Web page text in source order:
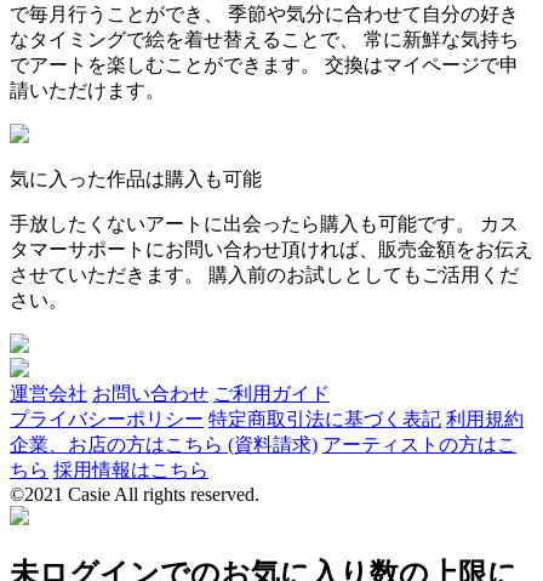
で毎月行うことができ、 季節や気分に合わせて自分の好き
なタイミングで絵を着せ替えることで、 常に新鮮な気持ち
でアートを楽しむことができます。 交換はマイページで申
請いただけます。
気に入った作品は購入も可能
手放したくないアートに出会ったら購入も可能です。 カス
タマーサポートにお問い合わせ頂ければ、販売金額をお伝え
させていただきます。 購入前のお試しとしてもご活用くだ
さい。
運営会社 お問い合わせ ご利用ガイド
プライバシーポリシー 特定商取引法に基づく表記 利用規約
企業、お店の方はこちら (資料請求) アーティストの方はこ
ちら 採用情報はこちら
©2021 Casie All rights reserved.
未ログインでのお気に入り数の上限に